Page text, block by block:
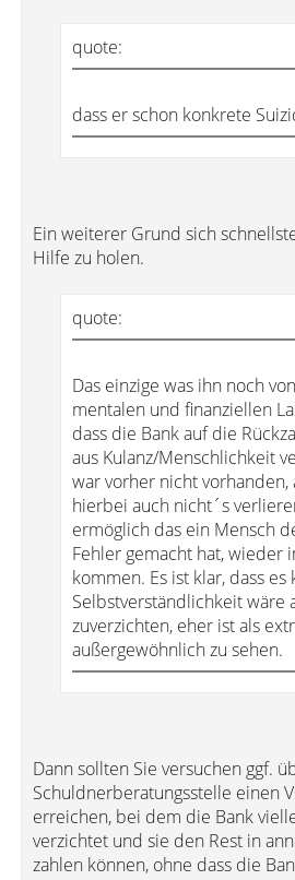
quote:
dass er schon konkrete
Ein weiterer Grund sich
Hilfe zu holen.
quote:
Das einzige was ihn noch
mentalen und finanziellen
dass die Bank auf die
aus Kulanz/Menschlichkeit
war vorher nicht vorhanden,
hierbei auch nicht´s
ermöglich das ein Mensch
Fehler gemacht hat, wieder
kommen. Es ist klar, dass es
Selbstverständlichkeit wäre
zuverzichten, eher ist als
außergewöhnlich zu sehen.
Dann sollten Sie versuchen ggf.
Schuldnerberatungsstelle einen
erreichen, bei dem die Bank
verzichtet und sie den Rest in
zahlen können, ohne dass die